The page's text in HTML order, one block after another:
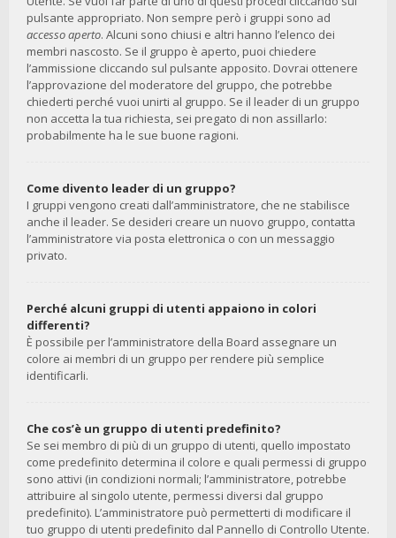
pulsante appropriato. Non sempre però i gruppi sono ad
accesso aperto. Alcuni sono chiusi e altri hanno l’elenco dei
membri nascosto. Se il gruppo è aperto, puoi chiedere
l’ammissione cliccando sul pulsante apposito. Dovrai ottenere
l’approvazione del moderatore del gruppo, che potrebbe
chiederti perché vuoi unirti al gruppo. Se il leader di un gruppo
non accetta la tua richiesta, sei pregato di non assillarlo:
probabilmente ha le sue buone ragioni.
Come divento leader di un gruppo?
I gruppi vengono creati dall’amministratore, che ne stabilisce
anche il leader. Se desideri creare un nuovo gruppo, contatta
l’amministratore via posta elettronica o con un messaggio
privato.
Perché alcuni gruppi di utenti appaiono in colori
differenti?
È possibile per l’amministratore della Board assegnare un
colore ai membri di un gruppo per rendere più semplice
identificarli.
Che cos’è un gruppo di utenti predefinito?
Se sei membro di più di un gruppo di utenti, quello impostato
come predefinito determina il colore e quali permessi di gruppo
sono attivi (in condizioni normali; l’amministratore, potrebbe
attribuire al singolo utente, permessi diversi dal gruppo
predefinito). L’amministratore può permetterti di modificare il
tuo gruppo di utenti predefinito dal Pannello di Controllo Utente.